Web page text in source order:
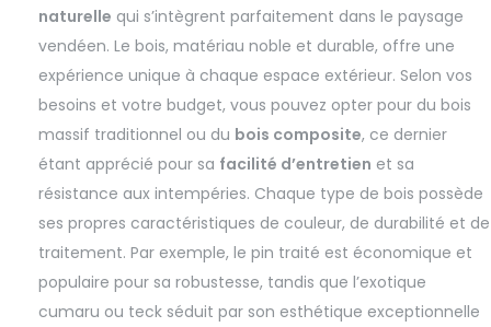
naturelle qui s’intègrent parfaitement dans le paysage
vendéen. Le bois, matériau noble et durable, offre une
expérience unique à chaque espace extérieur. Selon vos
besoins et votre budget, vous pouvez opter pour du bois
massif traditionnel ou du bois composite, ce dernier
étant apprécié pour sa facilité d’entretien et sa
résistance aux intempéries. Chaque type de bois possède
ses propres caractéristiques de couleur, de durabilité et de
traitement. Par exemple, le pin traité est économique et
populaire pour sa robustesse, tandis que l’exotique
cumaru ou teck séduit par son esthétique exceptionnelle